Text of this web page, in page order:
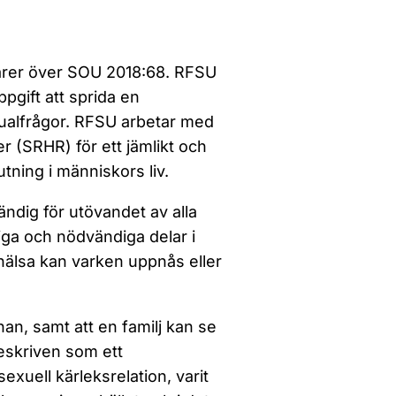
över SOU 2018:68. RFSU
att sprida en
RFSU arbetar med
(SRHR) för ett jämlikt och
i människors liv.
för utövandet av alla
och nödvändiga delar i
kan varken uppnås eller
samt att en familj kan se
som ett
kärleksrelation, varit